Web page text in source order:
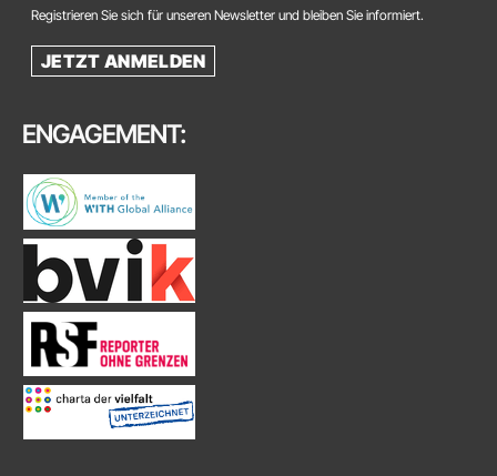
Registrieren Sie sich für unseren Newsletter und bleiben Sie informiert.
JETZT ANMELDEN
ENGAGEMENT: